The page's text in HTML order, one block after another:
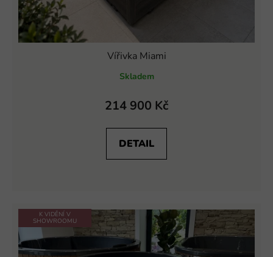
Vířivka Miami
Skladem
214 900 Kč
DETAIL
K VIDĚNÍ V
SHOWROOMU